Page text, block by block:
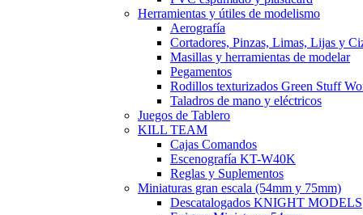
Herramientas y útiles de modelismo
Aerografía
Cortadores, Pinzas, Limas, Lijas y
Masillas y herramientas de modelar
Pegamentos
Rodillos texturizados Green Stuff
Taladros de mano y eléctricos
Juegos de Tablero
KILL TEAM
Cajas Comandos
Escenografía KT-W40K
Reglas y Suplementos
Miniaturas gran escala (54mm y 75mm)
Descatalogados KNIGHT MODELS